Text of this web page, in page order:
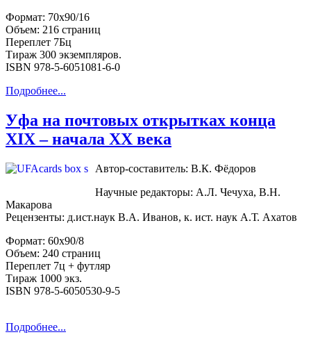
Формат: 70х90/16
Объем: 216 страниц
Переплет 7Бц
Тираж 300 экземпляров.
ISBN 978-5-6051081-6-0
Подробнее...
Уфа на почтовых открытках конца
XIX – начала XX века
Автор-составитель: В.К. Фёдоров
Научные редакторы: А.Л. Чечуха, В.Н.
Макарова
Рецензенты: д.ист.наук В.А. Иванов, к. ист. наук А.Т. Ахатов
Формат: 60х90/8
Объем: 240 страниц
Переплет 7ц + футляр
Тираж 1000 экз.
ISBN 978-5-6050530-9-5
Подробнее...